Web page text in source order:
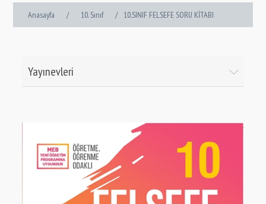
Anasayfa / 10. Sınıf / 10.SINIF FELSEFE SORU KİTABI
Yayınevleri